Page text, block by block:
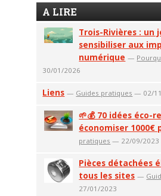
A LIRE
Trois-Rivières : un
sensibiliser aux
numérique —
30/01/2026
Liens — Guides pratiques — 02/
🌱💰 70 idées éco-
économiser 1000€
pratiques — 22/09/2023
Pièces détachées
tous les sites —
27/01/2023